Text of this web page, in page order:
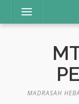
konten
Menu
MADRASAH